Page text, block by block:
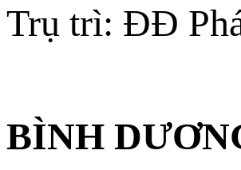
Trụ trì: ĐĐ
BÌNH